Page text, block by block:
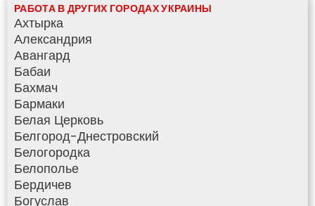
РАБОТА В ДРУГИХ ГОРОДАХ УКРАИНЫ
Ахтырка
Александрия
Авангард
Бабаи
Бахмач
Бармаки
Белая Церковь
Белгород-Днестровский
Белогородка
Белополье
Бердичев
Богуслав